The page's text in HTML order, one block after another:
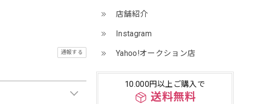
店舗紹介
Instagram
Yahoo!オークション店
10.000円以上ご購入で
送料無料
通報する